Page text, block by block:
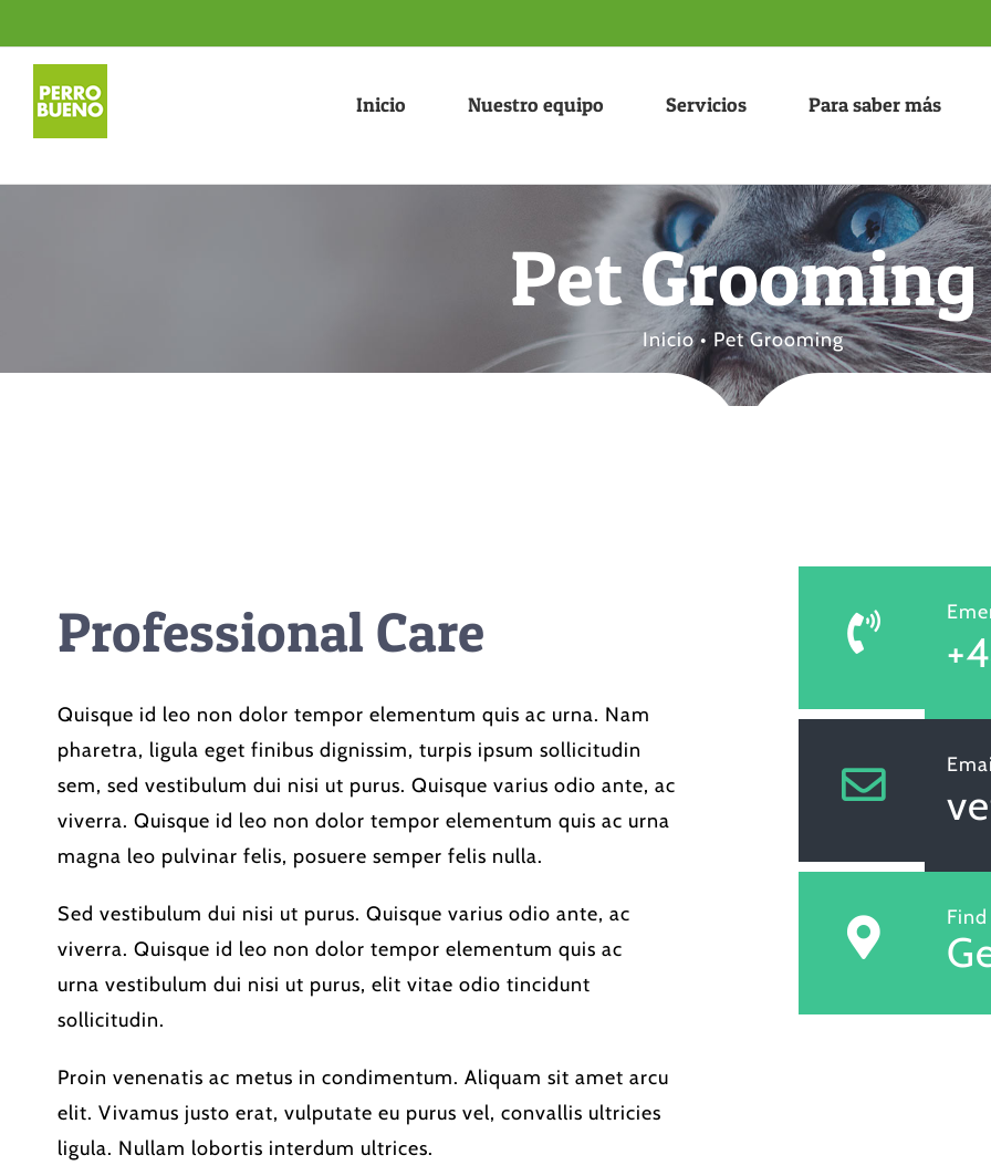
al
contenido
Inicio Nuestro equipo Servicios Para saber más
Pet Grooming
Inicio • Pet Grooming
Professional Care
Quisque id leo non dolor tempor elementum quis ac urna. Nam
pharetra, ligula eget finibus dignissim, turpis ipsum sollicitudin
sem, sed vestibulum dui nisi ut purus. Quisque varius odio ante, ac
viverra. Quisque id leo non dolor tempor elementum quis ac urna
magna leo pulvinar felis, posuere semper felis nulla.
Sed vestibulum dui nisi ut purus. Quisque varius odio ante, ac
viverra. Quisque id leo non dolor tempor elementum quis ac
urna vestibulum dui nisi ut purus, elit vitae odio tincidunt
sollicitudin.
Proin venenatis ac metus in condimentum. Aliquam sit amet arcu
elit. Vivamus justo erat, vulputate eu purus vel, convallis ultricies
ligula. Nullam lobortis interdum ultrices.